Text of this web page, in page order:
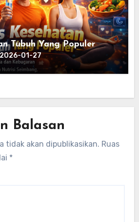
Tubuh Yang Populer
2026-01-27
Balasan
tidak akan dipublikasikan. Ruas
*